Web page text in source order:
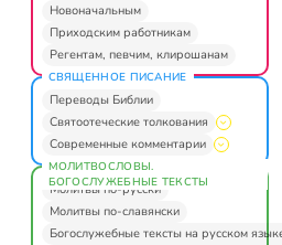
Новоначальным
Приходским работникам
Регентам, певчим, клирошанам
СВЯЩЕННОЕ ПИСАНИЕ
Переводы Библии
Святоотеческие толкования
Современные комментарии
МОЛИТВОСЛОВЫ.
БОГОСЛУЖЕБНЫЕ ТЕКСТЫ
Молитвы по-русски
Молитвы по-славянски
Богослужебные тексты на русском